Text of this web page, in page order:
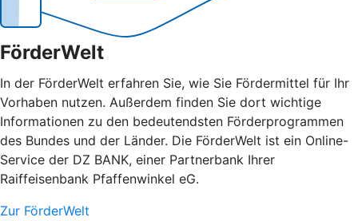
FörderWelt
In der FörderWelt erfahren Sie, wie Sie Fördermittel für Ihr
Vorhaben nutzen. Außerdem finden Sie dort wichtige
Informationen zu den bedeutendsten Förderprogrammen
des Bundes und der Länder. Die FörderWelt ist ein Online-
Service der DZ BANK, einer Partnerbank Ihrer
Raiffeisenbank Pfaffenwinkel eG.
Zur FörderWelt